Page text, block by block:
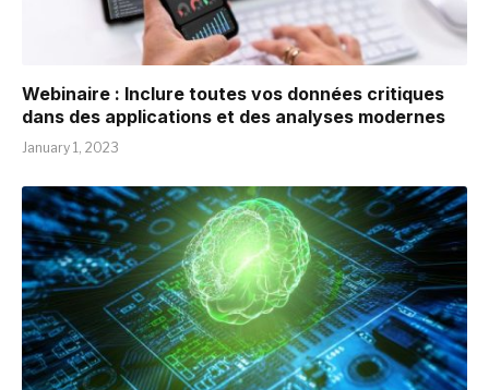
Webinaire : Inclure toutes vos données critiques
dans des applications et des analyses modernes
January 1, 2023